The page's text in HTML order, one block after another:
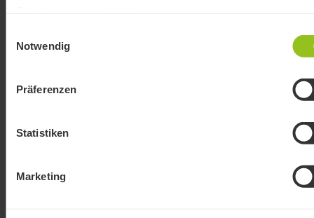
Notwendig
Präferenzen
Statistiken
Marketing